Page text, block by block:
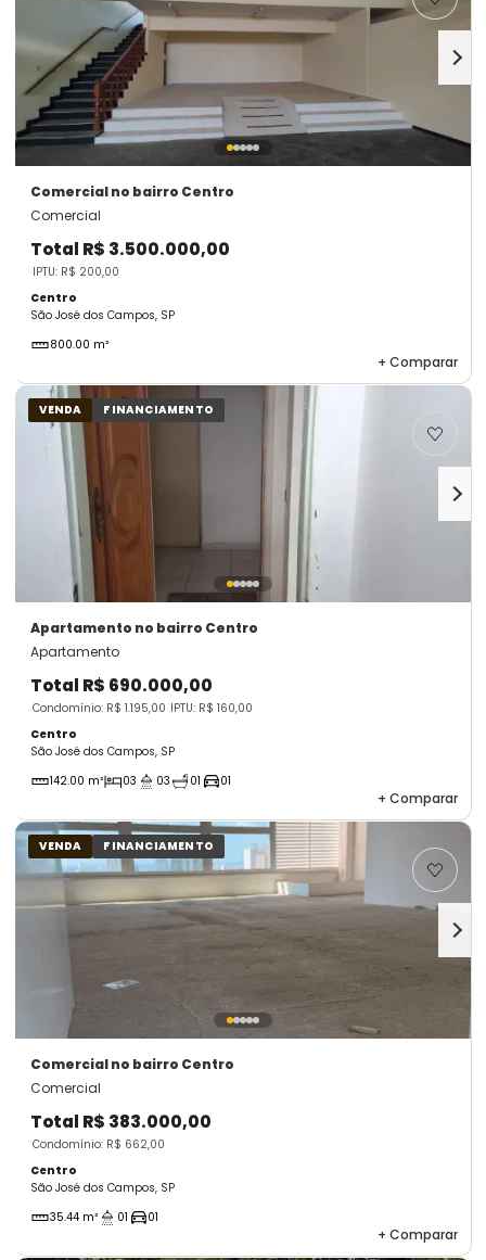
Comercialno bairro Centro
Comercial
Total R$ 3.500.000,00
IPTU: R$ 200,00
Centro
São José dos Campos, SP
800.00 m²
+ Comparar
VENDA FINANCIAMENTO
Apartamento no bairro Centro
Apartamento
Total R$ 690.000,00
Condomínio: R$ 1.195,00 IPTU: R$ 160,00
Centro
São José dos Campos, SP
142.00 m²
03 03 01 01
+ Comparar
VENDA FINANCIAMENTO
Comercialno bairro Centro
Comercial
Total R$ 383.000,00
Condomínio: R$ 662,00
Centro
São José dos Campos, SP
35.44 m²
01 01
+ Comparar